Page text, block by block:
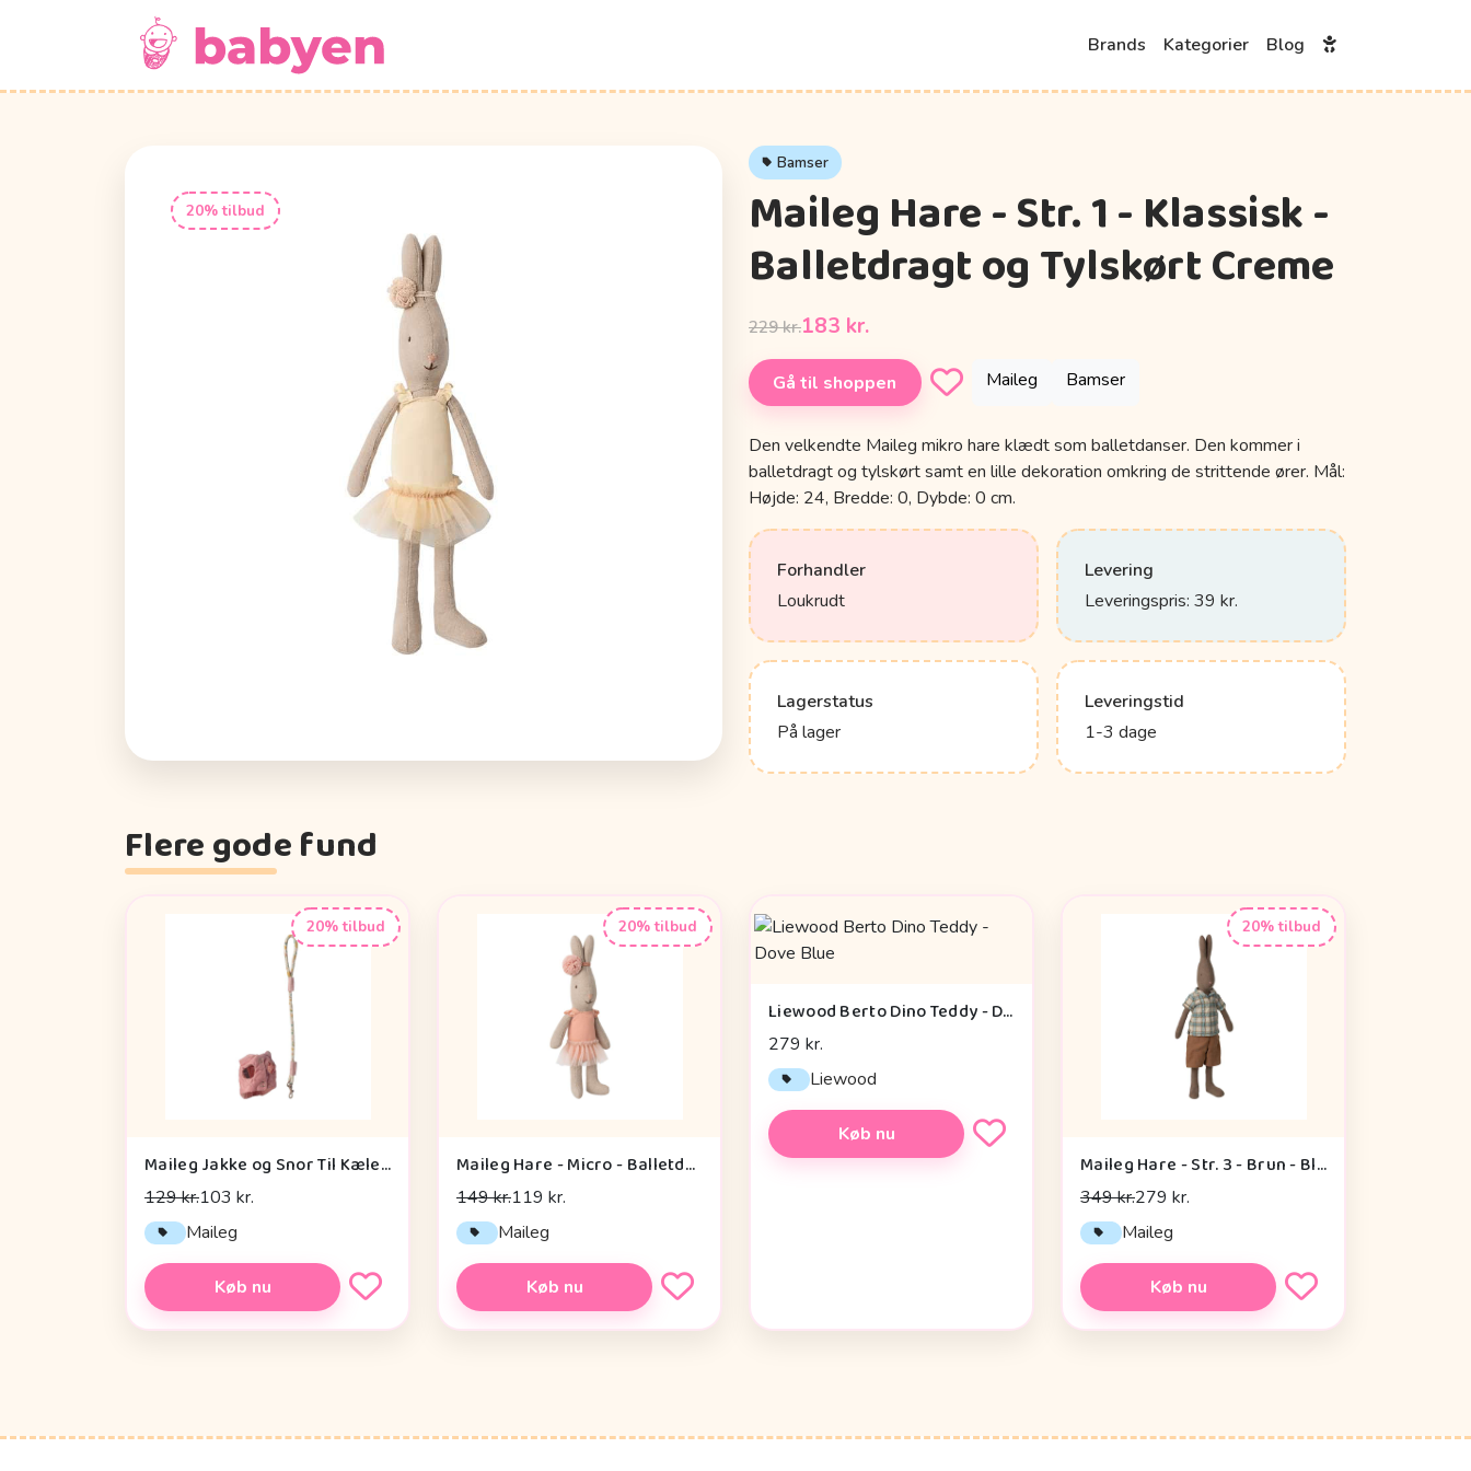
Brands Kategorier Blog
20% tilbud
Bamser
Maileg Hare - Str. 1 - Klassisk -
Balletdragt og Tylskørt Creme
229 kr.183 kr.
Gå til shoppen Maileg Bamser
Den velkendte Maileg mikro hare klædt som balletdanser. Den kommer i
balletdragt og tylskørt samt en lille dekoration omkring de strittende ører. Mål:
Højde: 24, Bredde: 0, Dybde: 0 cm.
Forhandler
Loukrudt
Levering
Leveringspris: 39 kr.
Lagerstatus
På lager
Leveringstid
1-3 dage
Flere gode fund
20% tilbud
Maileg Jakke og Snor Til Kæledyr - Rosa
129 kr.103 kr.
Maileg
Køb nu
20% tilbud
Maileg Hare - Micro - Balletdragt og Tylskørt - Rosa
149 kr.119 kr.
Maileg
Køb nu
Liewood Berto Dino Teddy - Dove Blue
279 kr.
Liewood
Køb nu
20% tilbud
Maileg Hare - Str. 3 - Brun - Bluse og Shorts
349 kr.279 kr.
Maileg
Køb nu